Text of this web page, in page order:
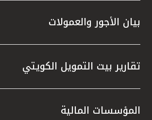
بيان الأجور والعمولات
تقارير بيت التمويل الكويتي
المؤسسات المالية